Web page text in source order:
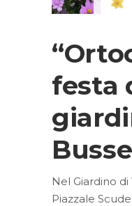
festa
Nel Giardino
Piazzale